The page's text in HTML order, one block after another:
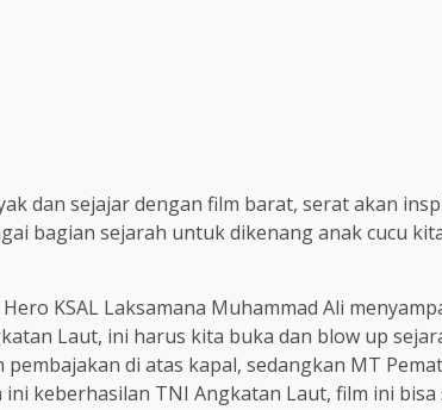
dan sejajar dengan film barat, serat akan
bagian sejarah untuk dikenang anak cucu
KSAL Laksamana Muhammad Ali
Laut, ini harus kita buka dan blow up
di atas kapal, sedangkan MT
keberhasilan TNI Angkatan Laut, film ini